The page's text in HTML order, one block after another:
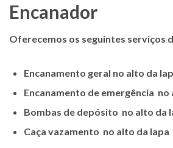
Encanador
Oferecemos os seguintes serviços
Encanamento geral no alto da
Encanamento de emergência no
Bombas de depósito no alto da
Caça vazamento no alto da lapa